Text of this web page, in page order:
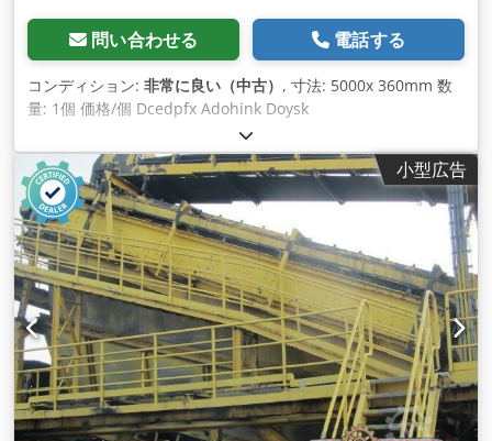
問い合わせる 電話する
コンディション: 非常に良い（中古） , 寸法: 5000x 360mm 数
量: 1個 価格/個 Dcedpfx Adohink Doysk
小型広告